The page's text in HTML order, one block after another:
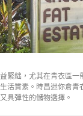
緊絀，尤其在青衣區
活質素。時昌迷你倉
具彈性的儲物選擇。